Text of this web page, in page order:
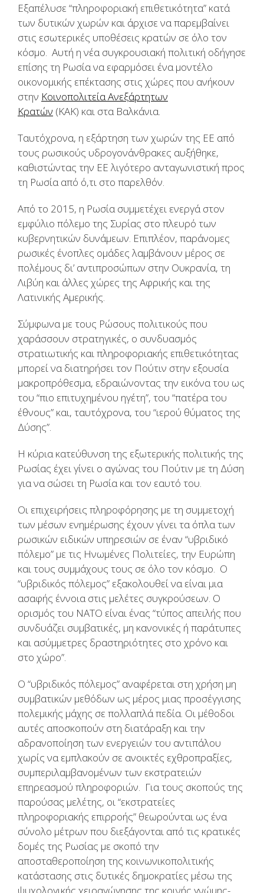
Εξαπέλυσε “πληροφοριακή επιθετικότητα” κατά
των δυτικών χωρών και άρχισε να παρεμβαίνει
στις εσωτερικές υποθέσεις κρατών σε όλο τον
κόσμο. Αυτή η νέα συγκρουσιακή πολιτική οδήγησε
επίσης τη Ρωσία να εφαρμόσει ένα μοντέλο
οικονομικής επέκτασης στις χώρες που ανήκουν
στην Κοινοπολιτεία Ανεξάρτητων
Κρατών (ΚΑΚ) και στα Βαλκάνια.
Ταυτόχρονα, η εξάρτηση των χωρών της ΕΕ από
τους ρωσικούς υδρογονάνθρακες αυξήθηκε,
καθιστώντας την ΕΕ λιγότερο ανταγωνιστική προς
τη Ρωσία από ό,τι στο παρελθόν.
Από το 2015, η Ρωσία συμμετέχει ενεργά στον
εμφύλιο πόλεμο της Συρίας στο πλευρό των
κυβερνητικών δυνάμεων. Επιπλέον, παράνομες
ρωσικές ένοπλες ομάδες λαμβάνουν μέρος σε
πολέμους δι’ αντιπροσώπων στην Ουκρανία, τη
Λιβύη και άλλες χώρες της Αφρικής και της
Λατινικής Αμερικής.
Σύμφωνα με τους Ρώσους πολιτικούς που
χαράσσουν στρατηγικές, ο συνδυασμός
στρατιωτικής και πληροφοριακής επιθετικότητας
μπορεί να διατηρήσει τον Πούτιν στην εξουσία
μακροπρόθεσμα, εδραιώνοντας την εικόνα του ως
του “πιο επιτυχημένου ηγέτη”, του “πατέρα του
έθνους” και, ταυτόχρονα, του “ιερού θύματος της
Δύσης”.
Η κύρια κατεύθυνση της εξωτερικής πολιτικής της
Ρωσίας έχει γίνει ο αγώνας του Πούτιν με τη Δύση
για να σώσει τη Ρωσία και τον εαυτό του.
Οι επιχειρήσεις πληροφόρησης με τη συμμετοχή
των μέσων ενημέρωσης έχουν γίνει τα όπλα των
ρωσικών ειδικών υπηρεσιών σε έναν “υβριδικό
πόλεμο” με τις Ηνωμένες Πολιτείες, την Ευρώπη
και τους συμμάχους τους σε όλο τον κόσμο. Ο
“υβριδικός πόλεμος” εξακολουθεί να είναι μια
ασαφής έννοια στις μελέτες συγκρούσεων. Ο
ορισμός του ΝΑΤΟ είναι ένας “τύπος απειλής που
συνδυάζει συμβατικές, μη κανονικές ή παράτυπες
και ασύμμετρες δραστηριότητες στο χρόνο και
στο χώρο”.
Ο “υβριδικός πόλεμος” αναφέρεται στη χρήση μη
συμβατικών μεθόδων ως μέρος μιας προσέγγισης
πολεμικής μάχης σε πολλαπλά πεδία. Οι μέθοδοι
αυτές αποσκοπούν στη διατάραξη και την
αδρανοποίηση των ενεργειών του αντιπάλου
χωρίς να εμπλακούν σε ανοικτές εχθροπραξίες,
συμπεριλαμβανομένων των εκστρατειών
επηρεασμού πληροφοριών. Για τους σκοπούς της
παρούσας μελέτης, οι “εκστρατείες
πληροφοριακής επιρροής” θεωρούνται ως ένα
σύνολο μέτρων που διεξάγονται από τις κρατικές
δομές της Ρωσίας με σκοπό την
αποσταθεροποίηση της κοινωνικοπολιτικής
κατάστασης στις δυτικές δημοκρατίες μέσω της
ψυχολογικής χειραγώγησης της κοινής γνώμης-